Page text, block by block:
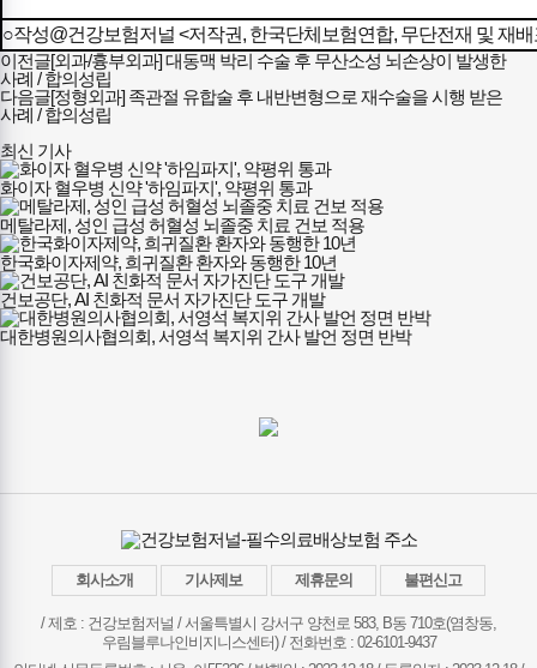
○작성@건강보험저널 <저작권, 한국단체보험연합, 무단전재 및 재
이전글[외과/흉부외과] 대동맥 박리 수술 후 무산소성 뇌손상이 발생한
사례 / 합의성립
다음글[정형외과] 족관절 유합술 후 내반변형으로 재수술을 시행 받은
사례 / 합의성립
최신 기사
화이자 혈우병 신약 '하임파지', 약평위 통과
메탈라제, 성인 급성 허혈성 뇌졸중 치료 건보 적용
한국화이자제약, 희귀질환 환자와 동행한 10년
건보공단, AI 친화적 문서 자가진단 도구 개발
대한병원의사협의회, 서영석 복지위 간사 발언 정면 반박
회사소개 기사제보 제휴문의 불편신고
/ 제호 : 건강보험저널 /서울특별시 강서구 양천로 583, B동 710호(염창동,
우림블루나인비지니스센터) / 전화번호 : 02-6101-9437